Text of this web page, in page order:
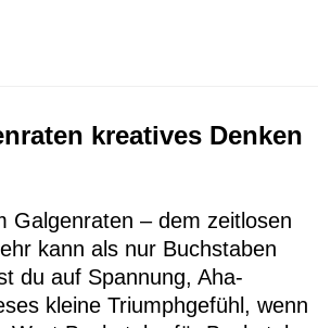
kreatives Denken
Galgenraten – dem zeitlosen
kann als nur Buchstaben
du auf Spannung, Aha-
kleine Triumphgefühl, wenn